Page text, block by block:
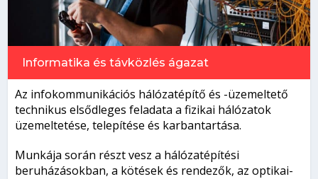
Informatika és távközlés ágazat
Az infokommunikációs hálózatépítő és -üzemeltető
technikus elsődleges feladata a fizikai hálózatok
üzemeltetése, telepítése és karbantartása.
Munkája során részt vesz a hálózatépítési
beruházásokban, a kötések és rendezők, az optikai-